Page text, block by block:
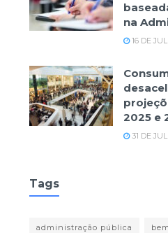
na
16 DE
2025 e
31 DE
Tags
administração pública